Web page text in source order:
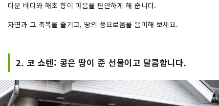
다운 바다와 해초 향이 마음을 편안하게 해 줍니다.
자연과 그 축복을 즐기고, 땅의 풍요로움을 음미해 보세요.
2. 코 쇼텐: 콩은 땅이 준 선물이고 달콤합니다.